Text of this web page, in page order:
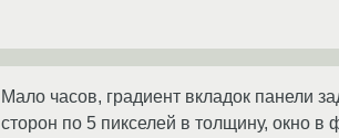
Мало часов, градиент вкладок панели
сторон по 5 пикселей в толщину, окно в